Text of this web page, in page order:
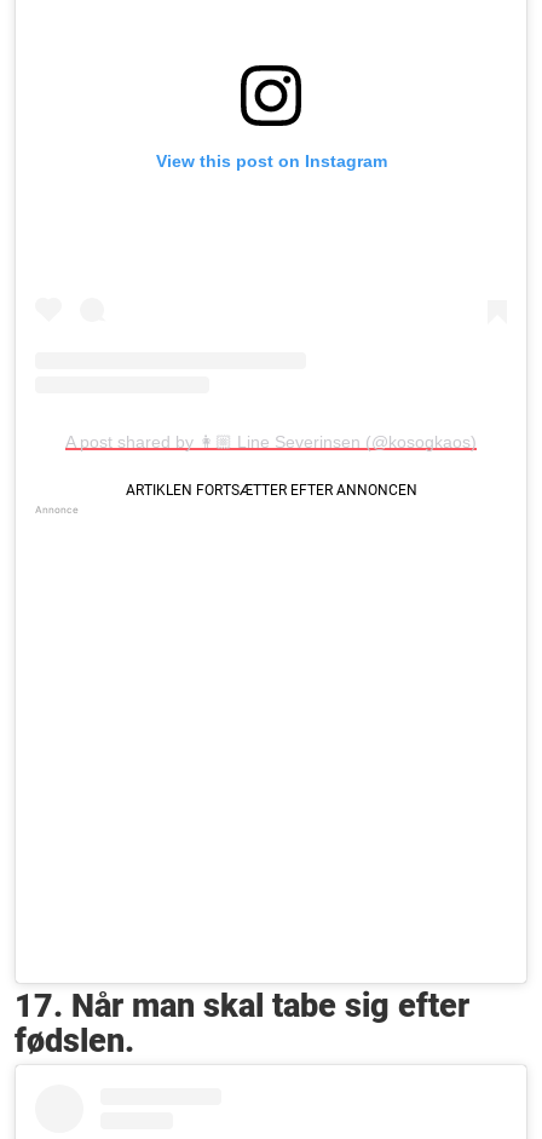
View this post on Instagram
A post shared by 👩🏼 Line Severinsen (@kosogkaos)
17. Når man skal tabe sig efter
fødslen.